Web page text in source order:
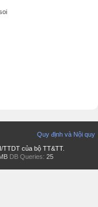
Quy định và Nội quy
TTDT của bộ TT&TT.
DB Queries: 25